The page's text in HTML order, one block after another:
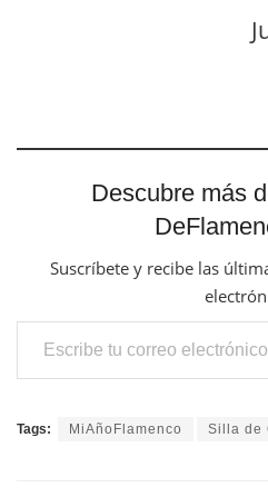
Descubre más
Suscríbete y recibe las
Escribe tu correo electrónico…
Tags: MiAñoFlamenco Silla de